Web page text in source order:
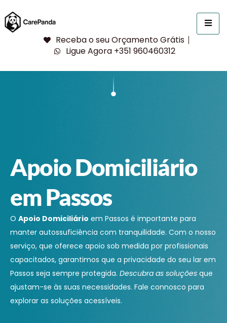
Receba o seu Orçamento Grátis
Ligue Agora +351 960460312
Apoio Domiciliário
em Passos
O Apoio Domiciliário em Passos é importante para
manter autossuficiência com tranquilidade. Com o nosso
serviço, que oferece apoio sob medida por profissionais
capacitados, garantimos que a privacidade do seu lar em
Passos seja sempre protegida. Descubra as soluções que
ajustam-se às suas necessidades. Fale connosco para
explorar as soluções acessíveis.